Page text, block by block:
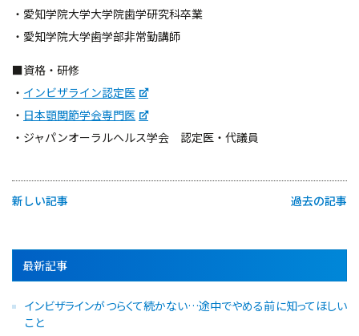
・愛知学院大学大学院歯学研究科卒業
・愛知学院大学歯学部非常勤講師
■資格・研修
・ インビザライン認定医
・ 日本顎関節学会専門医
・ジャパンオーラルヘルス学会 認定医・代議員
新しい記事 過去の記事
最新記事
インビザラインがつらくて続かない…途中でやめる前に知ってほしい
こと